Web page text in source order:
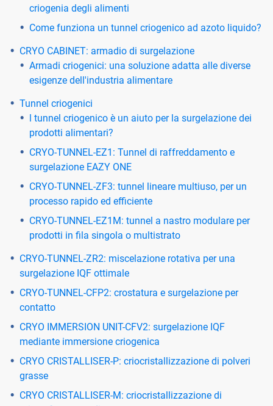
criogenia degli alimenti
Come funziona un tunnel criogenico ad azoto liquido?
CRYO CABINET: armadio di surgelazione
Armadi criogenici: una soluzione adatta alle diverse
esigenze dell'industria alimentare
Tunnel criogenici
l tunnel criogenico è un aiuto per la surgelazione dei
prodotti alimentari?
CRYO-TUNNEL-EZ1: Tunnel di raffreddamento e
surgelazione EAZY ONE
CRYO-TUNNEL-ZF3: tunnel lineare multiuso, per un
processo rapido ed efficiente
CRYO-TUNNEL-EZ1M: tunnel a nastro modulare per
prodotti in fila singola o multistrato
CRYO-TUNNEL-ZR2: miscelazione rotativa per una
surgelazione IQF ottimale
CRYO-TUNNEL-CFP2: crostatura e surgelazione per
contatto
CRYO IMMERSION UNIT-CFV2: surgelazione IQF
mediante immersione criogenica
CRYO CRISTALLISER-P: criocristallizzazione di polveri
grasse
CRYO CRISTALLISER-M: criocristallizzazione di